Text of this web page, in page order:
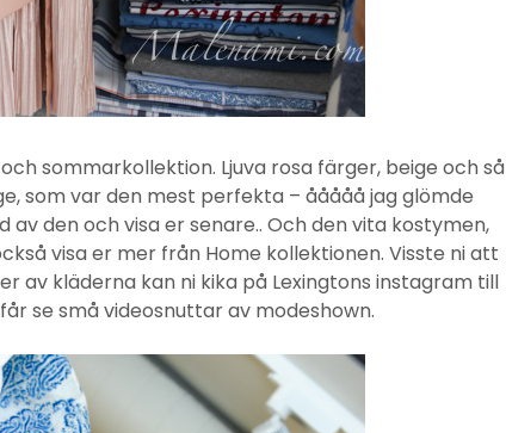
sommarkollektion. Ljuva rosa färger, beige och så
som var den mest perfekta – ååååå jag glömde
den och visa er senare.. Och den vita kostymen,
visa er mer från Home kollektionen. Visste ni att
av kläderna kan ni kika på Lexingtons instagram till
se små videosnuttar av modeshown.